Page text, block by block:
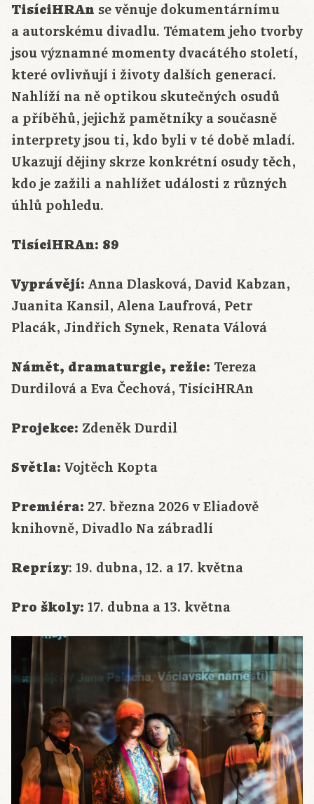
TisíciHRAn se věnuje dokumentárnímu
a autorskému divadlu. Tématem jeho tvorby
jsou významné momenty dvacátého století,
které ovlivňují i životy dalších generací.
Nahlíží na ně optikou skutečných osudů
a příběhů, jejichž pamětníky a současně
interprety jsou ti, kdo byli v té době mladí.
Ukazují dějiny skrze konkrétní osudy těch,
kdo je zažili a nahlížet události z různých
úhlů pohledu.
TisíciHRAn: 89
Vyprávějí: Anna Dlasková, David Kabzan,
Juanita Kansil, Alena Laufrová, Petr
Placák, Jindřich Synek, Renata Válová
Námět, dramaturgie, režie: Tereza
Durdilová a Eva Čechová, TisíciHRAn
Projekce: Zdeněk Durdil
Světla: Vojtěch Kopta
Premiéra: 27. března 2026 v Eliadově
knihovně, Divadlo Na zábradlí
Reprízy: 19. dubna, 12. a 17. května
Pro školy: 17. dubna a 13. května